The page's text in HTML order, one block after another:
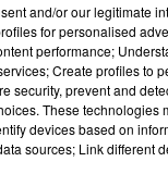
and/or our legitimate
for personalised
performance;
Create profiles to
security, prevent and
These technologies
devices based on
sources; Link different